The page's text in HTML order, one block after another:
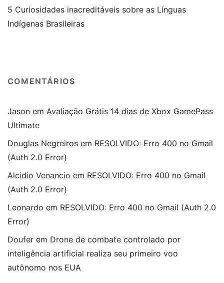
5 Curiosidades inacreditáveis sobre as Línguas
Indígenas Brasileiras
COMENTÁRIOS
Jason em Avaliação Grátis 14 dias de Xbox GamePass
Ultimate
Douglas Negreiros em RESOLVIDO: Erro 400 no Gmail
(Auth 2.0 Error)
Alcidio Venancio em RESOLVIDO: Erro 400 no Gmail
(Auth 2.0 Error)
Leonardo em RESOLVIDO: Erro 400 no Gmail (Auth 2.0
Error)
Doufer em Drone de combate controlado por
inteligência artificial realiza seu primeiro voo
autônomo nos EUA